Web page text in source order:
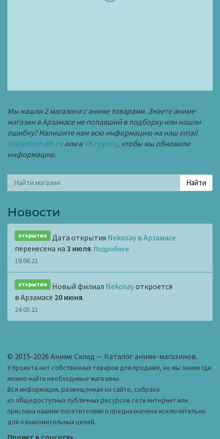
Мы нашли 2 магазина с аниме товарами. Знаете аниме-
магазин в Арзамасе не попавший в подборку или нашли
ошибку? Напишите нам всю информацию на наш email
hi@anime-wh.ru или в VK группу, чтобы мы обновили
информацию.
Новости
открытие Дата открытия Nekosay в Арзамасе
перенесена на 3 июля. Подробнее
19.06.21
открытие Новый филиал Nekosayоткроется
в Арзамасе 20 июня.
24.05.21
© 2015-2026 Аниме Склад — Каталог аниме-магазинов.
У проекта нет собственных товаров для продажи, но мы знаем где
можно найти необходимые магазины.
Вся информация, размещенная на сайте, собрана
из общедоступных публичных ресурсов сети интернет или
прислана нашими посетителями и предназначена исключительно
для ознакомительных целей.
Проект в соцсетях